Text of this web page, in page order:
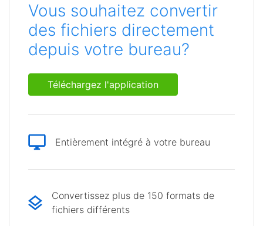
Vous souhaitez convertir
des fichiers directement
depuis votre bureau?
Téléchargez l'application
Entièrement intégré à votre bureau
Convertissez plus de 150 formats de
fichiers différents